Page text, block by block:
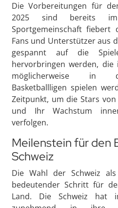
Die Vorbereitungen für
2025 sind bereits
Sportgemeinschaft fiebert
Fans und Unterstützer aus
gespannt auf die
hervorbringen werden, die
möglicherweise in
Basketballligen spielen
Zeitpunkt, um die Stars
und Ihr Wachstum
verfolgen.
Meilenstein für den
Schweiz
Die Wahl der Schweiz
bedeutender Schritt für
Land. Die Schweiz hat